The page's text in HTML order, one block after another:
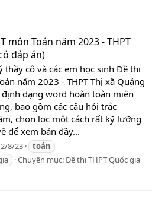
môn Toán năm 2023 - THPT
đáp án)
thầy cô và các em học sinh Đề thi
năm 2023 - THPT Thị xã Quảng
dạng word hoàn toàn miễn
bao gồm các câu hỏi trắc
chọn lọc một cách rất kỹ lưỡng
để xem bản đầy...
2/8/23
toán
Chuyên mục:Đề thi THPT Quốc gia